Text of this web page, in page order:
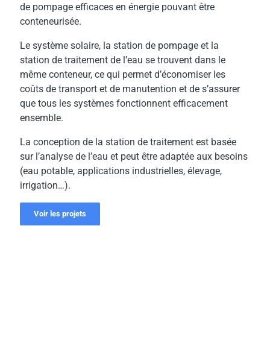
de pompage efficaces en énergie pouvant être
conteneurisée.
Le système solaire, la station de pompage et la
station de traitement de l’eau se trouvent dans le
même conteneur, ce qui permet d’économiser les
coûts de transport et de manutention et de s’assurer
que tous les systèmes fonctionnent efficacement
ensemble.
La conception de la station de traitement est basée
sur l’analyse de l’eau et peut être adaptée aux besoins
(eau potable, applications industrielles, élevage,
irrigation…).
Voir les projets